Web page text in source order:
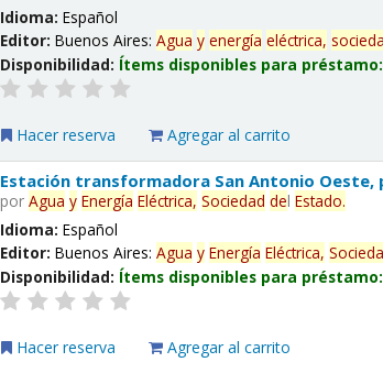
Idioma:Español
Editor:Buenos Aires:Agua y energía eléctrica,
Disponibilidad: Ítems disponibles para
Hacer reserva Agregar al carrito
Estación transformadora San Antonio Oeste,
porAgua y Energía Eléctrica, Sociedad delEstado.
Idioma:Español
Editor:Buenos Aires:Agua y Energía Eléctrica,
Disponibilidad: Ítems disponibles para
Hacer reserva Agregar al carrito